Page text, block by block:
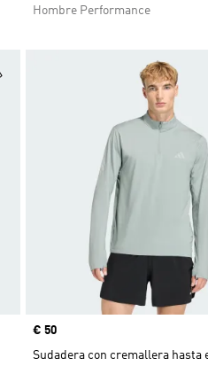
Hombre Performance
Añadir a la lista de deseos
Precio
€ 50
Sudadera con cremallera hasta